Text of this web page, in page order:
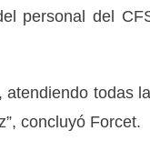
personal del
atendiendo todas
concluyó Forcet.